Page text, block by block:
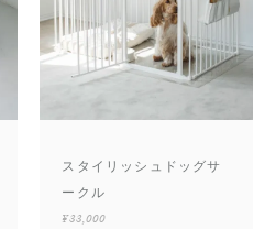
スタイリッシュドッグサ
ークル
¥33,000